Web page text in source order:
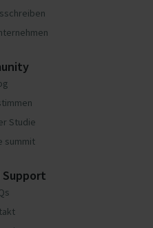
Studie
summit